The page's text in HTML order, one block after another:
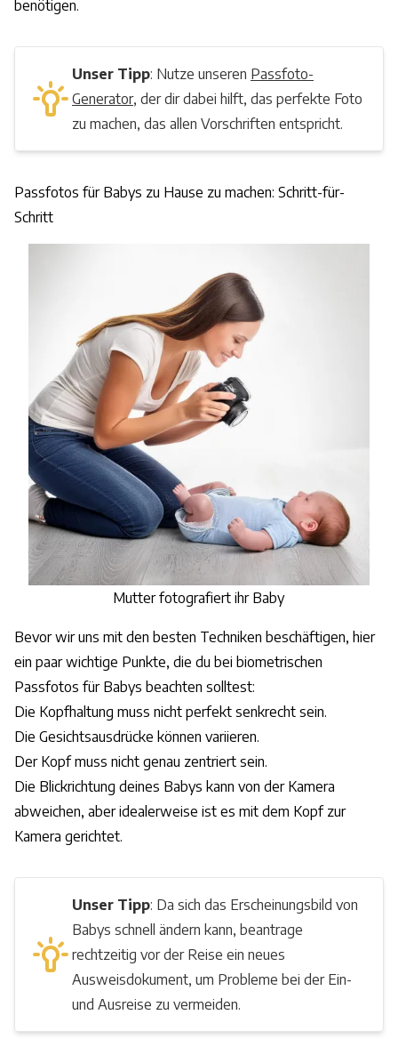
benötigen.
Unser Tipp: Nutze unseren Passfoto-
Generator, der dir dabei hilft, das perfekte Foto
zu machen, das allen Vorschriften entspricht.
Passfotos für Babys zu Hause zu machen: Schritt-für-
Schritt
Mutter fotografiert ihr Baby
Bevor wir uns mit den besten Techniken beschäftigen, hier
ein paar wichtige Punkte, die du bei biometrischen
Passfotos für Babys beachten solltest:
Die Kopfhaltung muss nicht perfekt senkrecht sein.
Die Gesichtsausdrücke können variieren.
Der Kopf muss nicht genau zentriert sein.
Die Blickrichtung deines Babys kann von der Kamera
abweichen, aber idealerweise ist es mit dem Kopf zur
Kamera gerichtet.
Unser Tipp: Da sich das Erscheinungsbild von
Babys schnell ändern kann, beantrage
rechtzeitig vor der Reise ein neues
Ausweisdokument, um Probleme bei der Ein-
und Ausreise zu vermeiden.